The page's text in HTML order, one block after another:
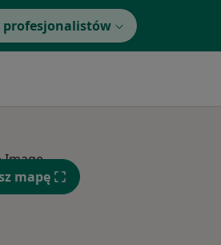
profesjonalistów
Czw,
mapę